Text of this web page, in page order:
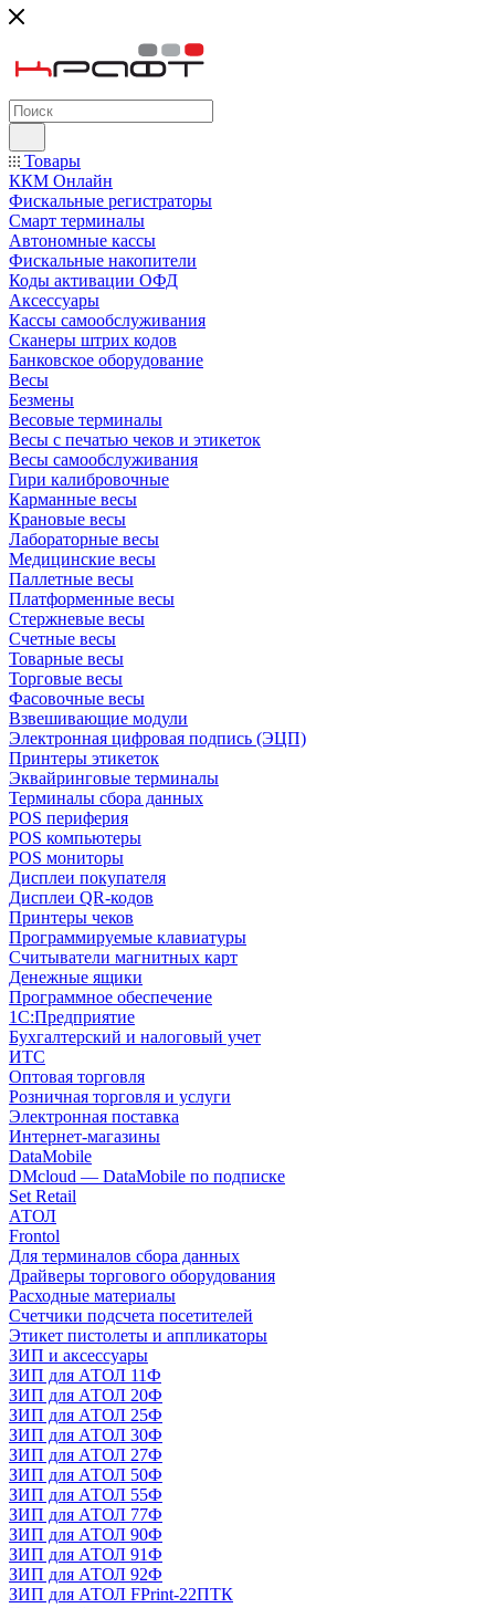
Товары
ККМ Онлайн
Фискальные регистраторы
Смарт терминалы
Автономные кассы
Фискальные накопители
Коды активации ОФД
Аксессуары
Кассы самообслуживания
Сканеры штрих кодов
Банковское оборудование
Весы
Безмены
Весовые терминалы
Весы с печатью чеков и этикеток
Весы самообслуживания
Гири калибровочные
Карманные весы
Крановые весы
Лабораторные весы
Медицинские весы
Паллетные весы
Платформенные весы
Стержневые весы
Счетные весы
Товарные весы
Торговые весы
Фасовочные весы
Взвешивающие модули
Электронная цифровая подпись (ЭЦП)
Принтеры этикеток
Эквайринговые терминалы
Терминалы сбора данных
POS периферия
POS компьютеры
POS мониторы
Дисплеи покупателя
Дисплеи QR-кодов
Принтеры чеков
Программируемые клавиатуры
Считыватели магнитных карт
Денежные ящики
Программное обеспечение
1С:Предприятие
Бухгалтерский и налоговый учет
ИТС
Оптовая торговля
Розничная торговля и услуги
Электронная поставка
Интернет-магазины
DataMobile
DMcloud — DataMobile по подписке
Set Retail
АТОЛ
Frontol
Для терминалов сбора данных
Драйверы торгового оборудования
Расходные материалы
Счетчики подсчета посетителей
Этикет пистолеты и аппликаторы
ЗИП и аксессуары
ЗИП для АТОЛ 11Ф
ЗИП для АТОЛ 20Ф
ЗИП для АТОЛ 25Ф
ЗИП для АТОЛ 30Ф
ЗИП для АТОЛ 27Ф
ЗИП для АТОЛ 50Ф
ЗИП для АТОЛ 55Ф
ЗИП для АТОЛ 77Ф
ЗИП для АТОЛ 90Ф
ЗИП для АТОЛ 91Ф
ЗИП для АТОЛ 92Ф
ЗИП для АТОЛ FPrint-22ПТК